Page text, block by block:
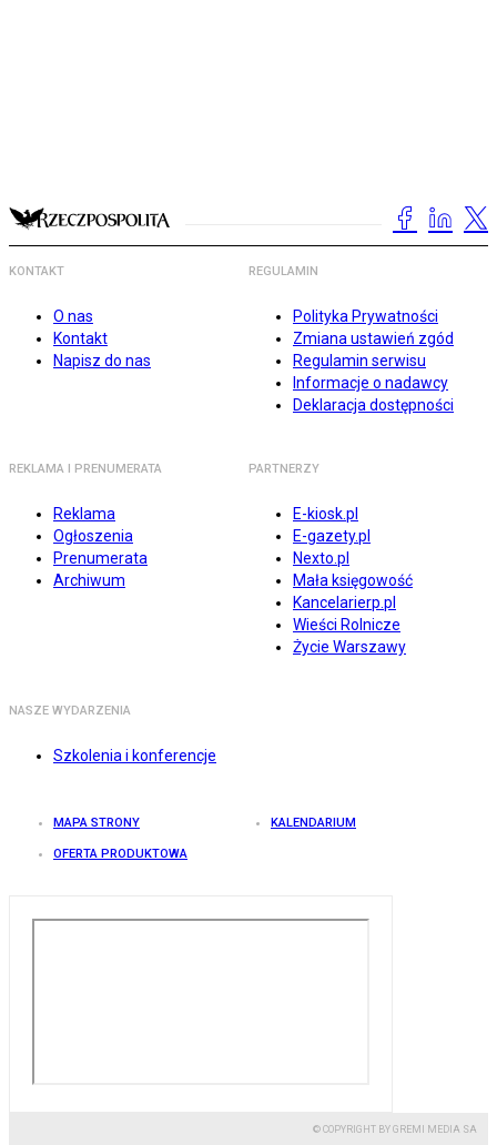
KONTAKT
O nas
Kontakt
Napisz do nas
REGULAMIN
Polityka Prywatności
Zmiana ustawień zgód
Regulamin serwisu
Informacje o nadawcy
Deklaracja dostępności
REKLAMA I PRENUMERATA
Reklama
Ogłoszenia
Prenumerata
Archiwum
PARTNERZY
E-kiosk.pl
E-gazety.pl
Nexto.pl
Mała księgowość
Kancelarierp.pl
Wieści Rolnicze
Życie Warszawy
NASZE WYDARZENIA
Szkolenia i konferencje
MAPA STRONY KALENDARIUM
OFERTA PRODUKTOWA
© COPYRIGHT BY GREMI MEDIA SA